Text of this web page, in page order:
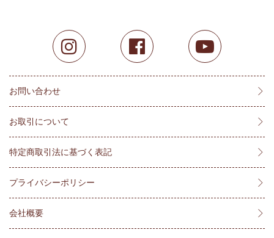
お問い合わせ
お取引について
特定商取引法に基づく表記
プライバシーポリシー
会社概要